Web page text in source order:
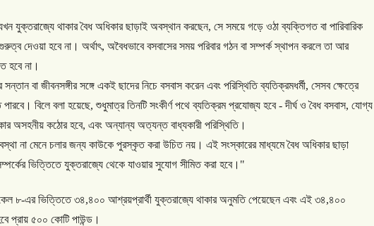
যুক্তরাজ্যে থাকার বৈধ অধিকার ছাড়াই অবস্থান করছেন, সে সময়ে গড়ে ওঠা ব্যক্তিগত বা পারিবারিক
দেওয়া হবে না। অর্থাৎ, অবৈধভাবে বসবাসের সময় পরিবার গঠন বা সম্পর্ক স্থাপন করলে তা আর
হবে না।
সন্তান বা জীবনসঙ্গীর সঙ্গে একই ছাদের নিচে বসবাস করেন এবং পরিস্থিতি ব্যতিক্রমধর্মী, সেসব ক্ষেত্রে
পারবে। বিলে বলা হয়েছে,শুধুমাত্র তিনটি সংকীর্ণ পথে ব্যতিক্রম প্রযোজ্য হবে-দীর্ঘ ও বৈধ বসবাস, যোগ্য
অসহনীয় কঠোর হবে, এবং অন্যান্য অত্যন্ত বাধ্যকারী পরিস্থিতি।
না মেনে চলার জন্য কাউকে পুরস্কৃত করা উচিত নয়। এই সংস্কারের মাধ্যমে বৈধ অধিকার ছাড়া
ভিত্তিতে যুক্তরাজ্যে থেকে যাওয়ার সুযোগ সীমিত করা হবে। "
৮-এর ভিত্তিতে ৩৪,৪০০ আশ্রয়প্রার্থী যুক্তরাজ্যে থাকার অনুমতি পেয়েছেন এবং এই ৩৪,৪০০
প্রায় ৫০০ কোটি পাউন্ড।